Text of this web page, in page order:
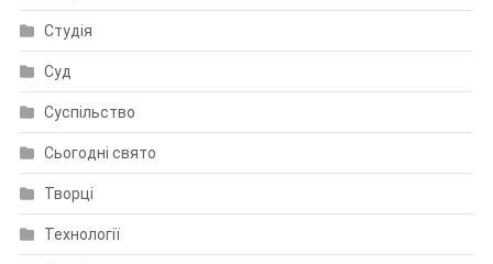
Студія
Суд
Суспільство
Сьогодні свято
Творці
Технології